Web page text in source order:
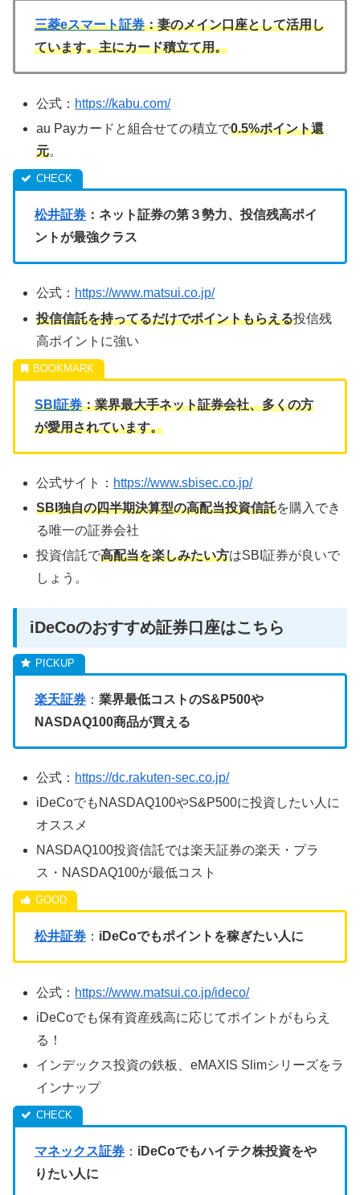
三菱eスマート証券：妻のメイン口座として活用し
ています。主にカード積立て用。
公式： https://kabu.com/
au Payカードと組合せての積立で0.5%ポイント還
元。
松井証券 ：ネット証券の第３勢力、投信残高ポイ
ントが最強クラス
公式： https://www.matsui.co.jp/
投信信託を持ってるだけでポイントもらえる投信残
高ポイントに強い
SBI証券：業界最大手ネット証券会社、多くの方
が愛用されています。
公式サイト： https://www.sbisec.co.jp/
SBI独自の四半期決算型の高配当投資信託を購入でき
る唯一の証券会社
投資信託で高配当を楽しみたい方はSBI証券が良いで
しょう。
iDeCoのおすすめ証券口座はこちら
楽天証券 ： 業界最低コストのS&P500や
NASDAQ100商品が買える
公式： https://dc.rakuten-sec.co.jp/
iDeCoでもNASDAQ100やS&P500に投資したい人に
オススメ
NASDAQ100投資信託では楽天証券の楽天・プラ
ス・NASDAQ100が最低コスト
松井証券 ： iDeCoでもポイントを稼ぎたい人に
公式： https://www.matsui.co.jp/ideco/
iDeCoでも保有資産残高に応じてポイントがもらえ
る！
インデックス投資の鉄板、eMAXIS Slimシリーズをラ
インナップ
マネックス証券 ： iDeCoでもハイテク株投資をや
りたい人に